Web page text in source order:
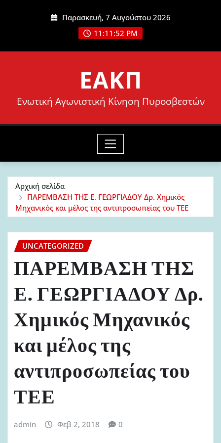
Παρασκευή, 7 Αυγούστου 2026
11:11:53 PM
ΕΑΚΠ
Ενωτική Αγωνιστική Κίνηση Πυροσβεστών
Αρχική σελίδα
ΠΑΡΕΜΒΑΣΗ ΤΗΣ Ε. ΓΕΩΡΓΙΑΔΟΥ Δρ. Χημικός
Μηχανικός και μέλος της αντιπροσωπείας του ΤΕΕ
UNCATEGORIZED
ΠΑΡΕΜΒΑΣΗ ΤΗΣ
Ε. ΓΕΩΡΓΙΑΔΟΥ Δρ.
Χημικός Μηχανικός
και μέλος της
αντιπροσωπείας του
ΤΕΕ
admin Φεβ 2, 2018 0